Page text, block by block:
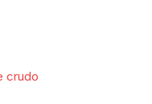
crudo